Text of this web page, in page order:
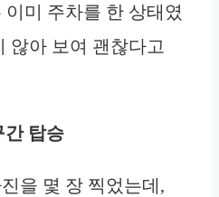
미 주차를 한 상태였
않아 보여 괜찮다고
간 탑승
을 몇 장 찍었는데,